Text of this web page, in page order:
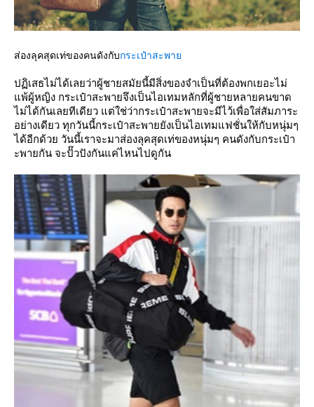
ส่องลุคสุดเท่ของคนดังกับกระเป๋าสะพา
ปฏิเสธไม่ได้เลยว่าผู้ชายสมัยนี้มีสิ่งของจำเป็นที่ต้องพกเยอะไม่
พ้ผู้หญิง กระเป๋าสะพายจึงเป็นไอเทมหลักที่ผู้ชายหลายคนขาด
ไม่ได้กันเลยทีเดียว แต่ใช่ว่ากระเป๋าสะพายจะมีไว้เพื่อใส่สัมภาระ
อย่างเดียว ทุกวันนี้กระเป๋าสะพายยังเป็นไอเทมแฟชั่นให้กับหนุ่มๆ
ได้อีกด้วย วันนี้เราจะมาส่องลุคสุดเท่ของหนุ่มๆ คนดังกับกระเป๋า
ะพายกัน จะปั๊วปังกันแค่ไหนไปดูกัน